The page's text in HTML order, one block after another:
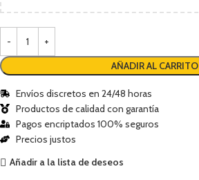
AÑADIR AL CARRITO
Envíos discretos en 24/48 horas
Productos de calidad con garantía
Pagos encriptados 100% seguros
Precios justos
Añadir a la lista de deseos